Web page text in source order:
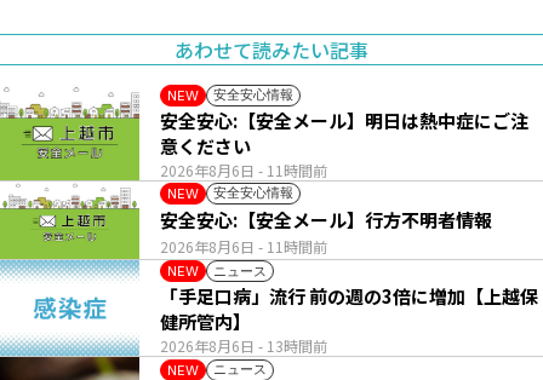
あわせて読みたい記事
NEW 安全安心情報
2026年8月6日 - 11時間前
安全安心:【安全メール】明日は熱中症にご注
意ください
NEW 安全安心情報
2026年8月6日 - 11時間前
安全安心:【安全メール】行方不明者情報
NEW ニュース
2026年8月6日 - 13時間前
「手足口病」流行 前の週の3倍に増加【上越保
健所管内】
NEW ニュース